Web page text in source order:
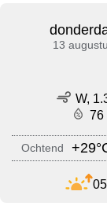
13
W,
76
Ochtend